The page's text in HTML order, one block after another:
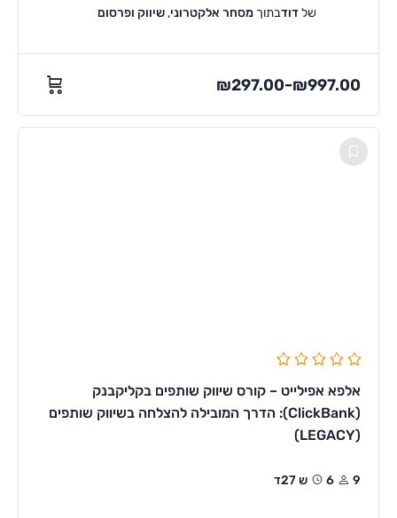
שלדודבתוך מסחר אלקטרוני, שיווק ופרסום
₪297.00–₪997.00
אלפא אפילייט – קורס שיווק שותפים בקליקבנק
(ClickBank): הדרך המובילה להצלחה בשיווק שותפים
(LEGACY)
9 6ש 27ד